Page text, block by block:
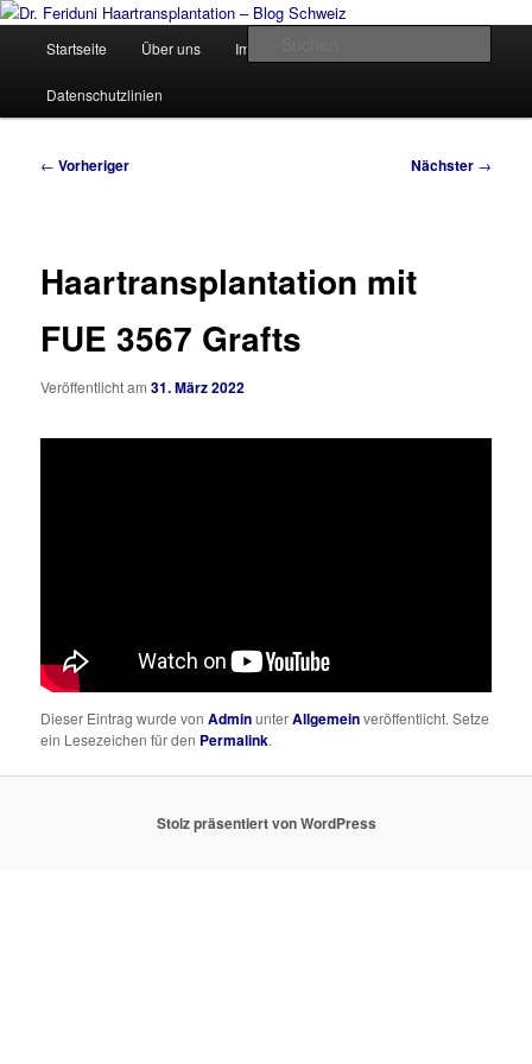
Zum
springenDr. Feriduni Haartransplantation –
Videos, Resultate, Bilder
Startseite Über uns Impressum und Kontakt
Datenschutzlinien
Beitragsnavigation
← Vorheriger Nächster →
Haartransplantation mit
FUE 3567 Grafts
Veröffentlicht am31. März 2022
Dieser Eintrag wurde vonAdminunterAllgemeinveröffentlicht. Setze
ein Lesezeichen für den Permalink.
Stolz präsentiert von WordPress